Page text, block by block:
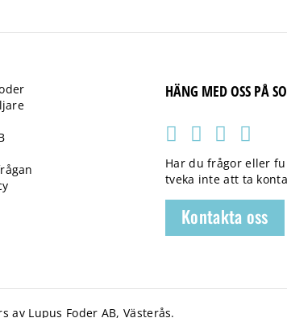
HÄNG MED OSS PÅ
Har du frågor eller
tveka inte att ta
Kontakta oss
Lupus Foder AB, Västerås.